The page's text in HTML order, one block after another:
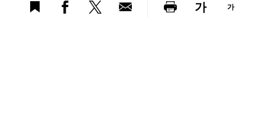
가 가